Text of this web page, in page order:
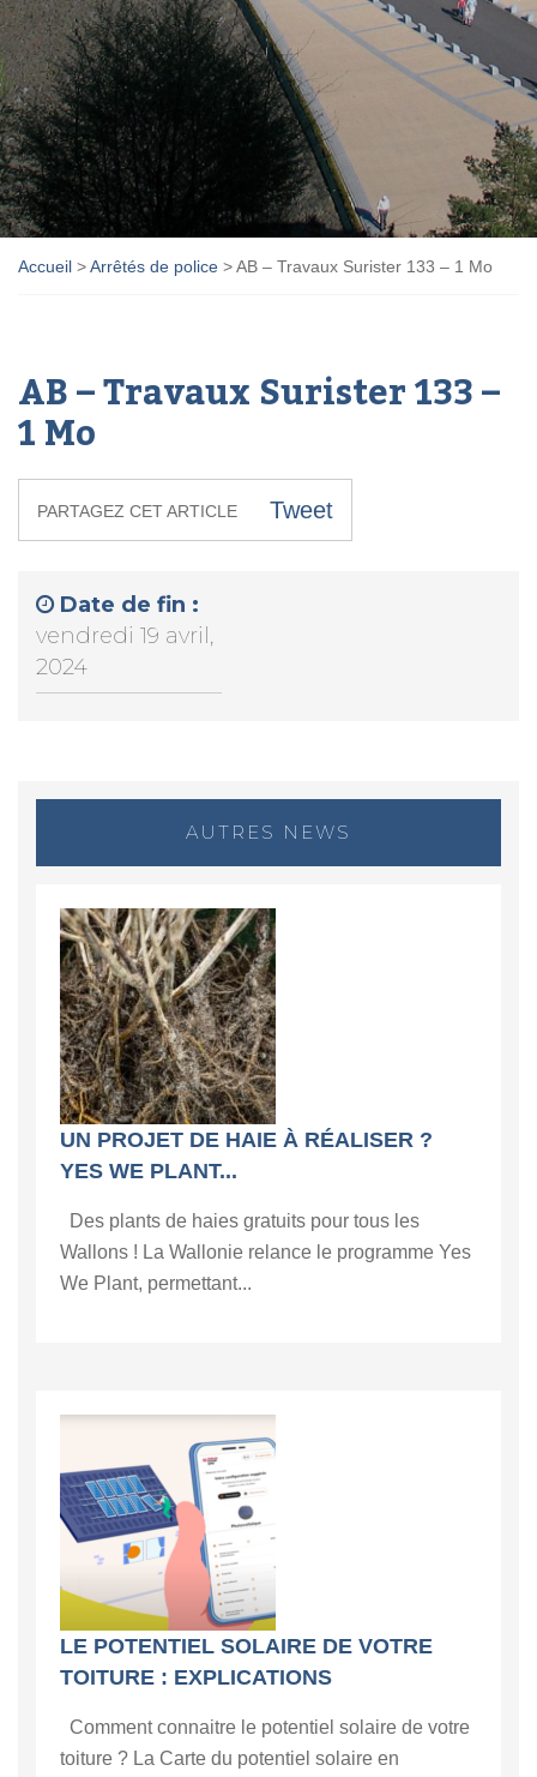
Accueil >Arrêtés de police >AB – Travaux Surister 133 – 1 Mo
AB – Travaux Surister 133 –
1 Mo
PARTAGEZ CET ARTICLE Tweet
Date de fin :
vendredi 19 avril,
2024
AUTRES NEWS
UN PROJET DE HAIE À RÉALISER ?
YES WE PLANT...
Des plants de haies gratuits pour tous les
Wallons ! La Wallonie relance le programme Yes
We Plant, permettant...
LE POTENTIEL SOLAIRE DE VOTRE
TOITURE : EXPLICATIONS
Comment connaitre le potentiel solaire de votre
toiture ? La Carte du potentiel solaire en